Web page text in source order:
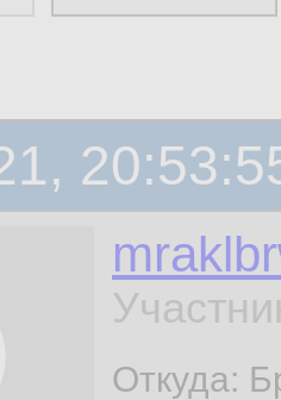
Откуда: